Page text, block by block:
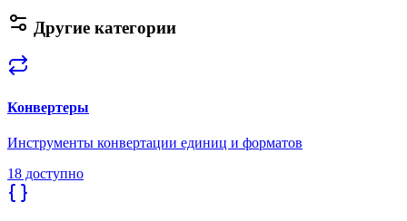
Другие категории
Конвертеры
Инструменты конвертации единиц и форматов
18 доступно